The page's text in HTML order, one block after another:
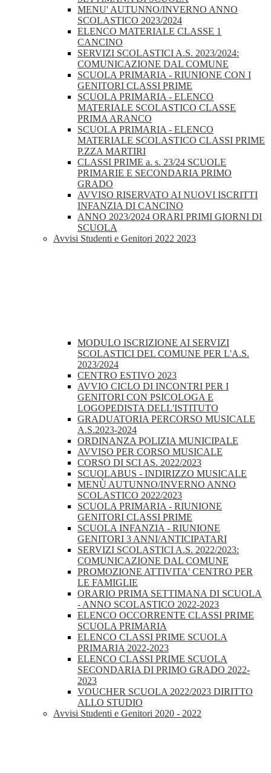
MENU' AUTUNNO/INVERNO ANNO
SCOLASTICO 2023/2024
ELENCO MATERIALE CLASSE 1
CANCINO
SERVIZI SCOLASTICI A.S. 2023/2024:
COMUNICAZIONE DAL COMUNE
SCUOLA PRIMARIA - RIUNIONE CON I
GENITORI CLASSI PRIME
SCUOLA PRIMARIA - ELENCO
MATERIALE SCOLASTICO CLASSE
PRIMA ARANCO
SCUOLA PRIMARIA - ELENCO
MATERIALE SCOLASTICO CLASSI PRIME
P.ZZA MARTIRI
CLASSI PRIME a. s. 23/24 SCUOLE
PRIMARIE E SECONDARIA PRIMO
GRADO
AVVISO RISERVATO AI NUOVI ISCRITTI
INFANZIA DI CANCINO
ANNO 2023/2024 ORARI PRIMI GIORNI DI
SCUOLA
Avvisi Studenti e Genitori 2022 2023
MODULO ISCRIZIONE AI SERVIZI
SCOLASTICI DEL COMUNE PER L'A.S.
2023/2024
CENTRO ESTIVO 2023
AVVIO CICLO DI INCONTRI PER I
GENITORI CON PSICOLOGA E
LOGOPEDISTA DELL'ISTITUTO
GRADUATORIA PERCORSO MUSICALE
A.S.2023-2024
ORDINANZA POLIZIA MUNICIPALE
AVVISO PER CORSO MUSICALE
CORSO DI SCI AS. 2022/2023
SCUOLABUS - INDIRIZZO MUSICALE
MENÙ AUTUNNO/INVERNO ANNO
SCOLASTICO 2022/2023
SCUOLA PRIMARIA - RIUNIONE
GENITORI CLASSI PRIME
SCUOLA INFANZIA - RIUNIONE
GENITORI 3 ANNI/ANTICIPATARI
SERVIZI SCOLASTICI A.S. 2022/2023:
COMUNICAZIONE DAL COMUNE
PROMOZIONE ATTIVITA' CENTRO PER
LE FAMIGLIE
ORARIO PRIMA SETTIMANA DI SCUOLA
- ANNO SCOLASTICO 2022-2023
ELENCO OCCORRENTE CLASSI PRIME
SCUOLA PRIMARIA
ELENCO CLASSI PRIME SCUOLA
PRIMARIA 2022-2023
ELENCO CLASSI PRIME SCUOLA
SECONDARIA DI PRIMO GRADO 2022-
2023
VOUCHER SCUOLA 2022/2023 DIRITTO
ALLO STUDIO
Avvisi Studenti e Genitori 2020 - 2022